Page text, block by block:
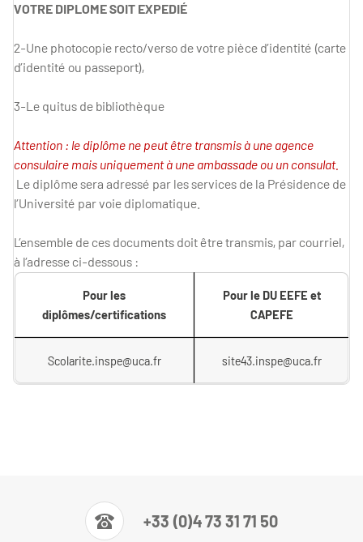
VOTRE DIPLOME SOIT EXPEDIÉ
2-Une photocopie recto/verso de votre pièce d’identité (carte
d’identité ou passeport),
3-Le quitus de bibliothèque
Attention : le diplôme ne peut être transmis à une agence
consulaire mais uniquement à une ambassade ou un consulat.
Le diplôme sera adressé par les services de la Présidence de
l’Université par voie diplomatique.
L’ensemble de ces documents doit être transmis, par courriel,
à l’adresse ci-dessous :
Pour les
diplômes/certifications
Pour le DU EEFE et
CAPEFE
Scolarite.inspe@uca.fr site43.inspe@uca.fr
+33 (0)4 73 31 71 50